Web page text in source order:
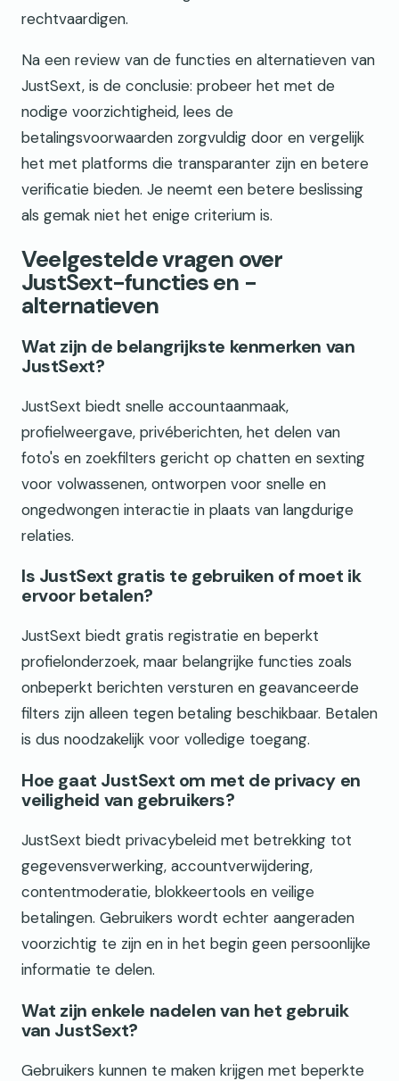
rechtvaardigen.
Na een review van de functies en alternatieven van
JustSext, is de conclusie: probeer het met de
nodige voorzichtigheid, lees de
betalingsvoorwaarden zorgvuldig door en vergelijk
het met platforms die transparanter zijn en betere
verificatie bieden. Je neemt een betere beslissing
als gemak niet het enige criterium is.
Veelgestelde vragen over
JustSext-functies en -
alternatieven
Wat zijn de belangrijkste kenmerken van
JustSext?
JustSext biedt snelle accountaanmaak,
profielweergave, privéberichten, het delen van
foto's en zoekfilters gericht op chatten en sexting
voor volwassenen, ontworpen voor snelle en
ongedwongen interactie in plaats van langdurige
relaties.
Is JustSext gratis te gebruiken of moet ik
ervoor betalen?
JustSext biedt gratis registratie en beperkt
profielonderzoek, maar belangrijke functies zoals
onbeperkt berichten versturen en geavanceerde
filters zijn alleen tegen betaling beschikbaar. Betalen
is dus noodzakelijk voor volledige toegang.
Hoe gaat JustSext om met de privacy en
veiligheid van gebruikers?
JustSext biedt privacybeleid met betrekking tot
gegevensverwerking, accountverwijdering,
contentmoderatie, blokkeertools en veilige
betalingen. Gebruikers wordt echter aangeraden
voorzichtig te zijn en in het begin geen persoonlijke
informatie te delen.
Wat zijn enkele nadelen van het gebruik
van JustSext?
Gebruikers kunnen te maken krijgen met beperkte